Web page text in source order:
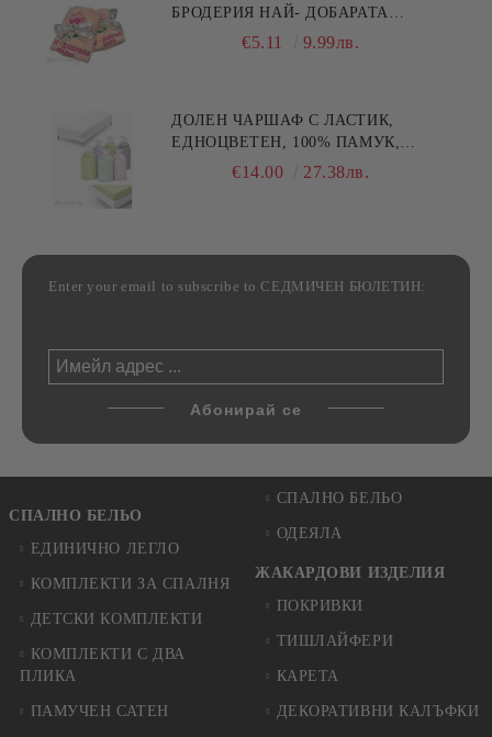
БРОДЕРИЯ НАЙ- ДОБАРАТА
МАЙКА/БАБА , РАЗМЕР:
€5.11 9.99лв.
ДОЛЕН ЧАРШАФ С ЛАСТИК,
ЕДНОЦВЕТЕН, 100% ПАМУК,
РАЗЛИЧНИ РАЗМЕРИ
€14.00 27.38лв.
Enter your email to subscribe to СЕДМИЧЕН БЮЛЕТИН:
СПАЛНО БЕЛЬО
ЕДИНИЧНО ЛЕГЛО
КОМПЛЕКТИ ЗА СПАЛНЯ
ДЕТСКИ КОМПЛЕКТИ
КОМПЛЕКТИ С ДВА
ПЛИКА
ПАМУЧЕН САТЕН
СПАЛНО БЕЛЬО
ОДЕЯЛА
ЖАКАРДОВИ ИЗДЕЛИЯ
ПОКРИВКИ
ТИШЛАЙФЕРИ
КАРЕТА
ДЕКОРАТИВНИ КАЛЪФКИ